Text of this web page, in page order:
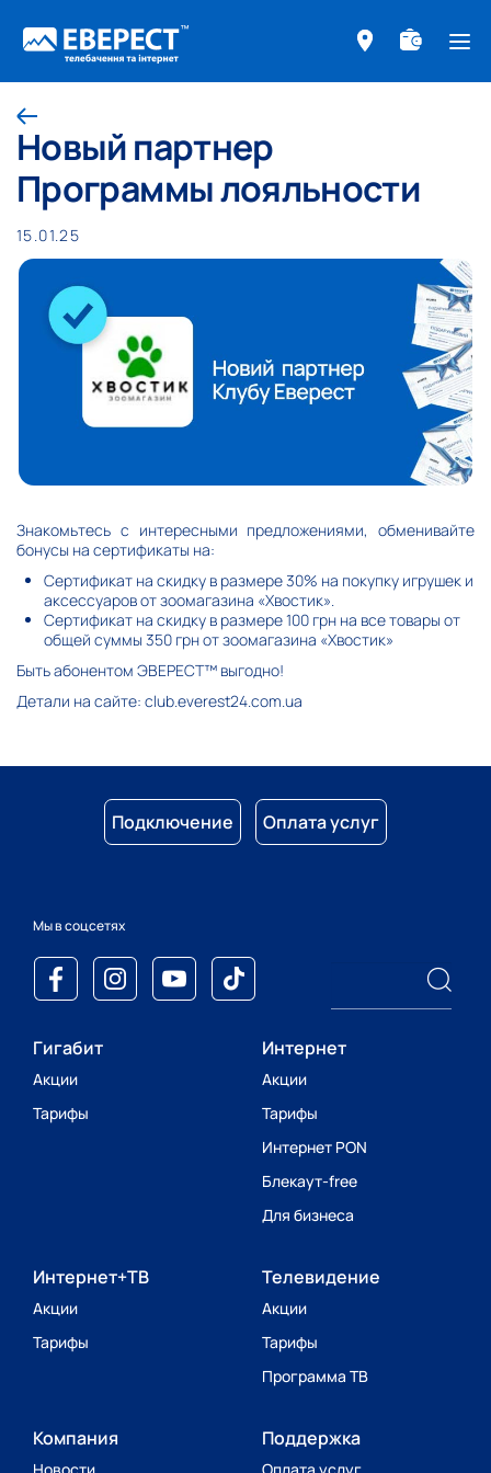
Новый партнер
Программы лояльности
15.01.25
Знакомьтесь с интересными предложениями, обменивайте
бонусы на сертификаты на:
Сертификат на скидку в размере 30% на покупку игрушек и
аксессуаров от зоомагазина «Хвостик».
Сертификат на скидку в размере 100 грн на все товары от
общей суммы 350 грн от зоомагазина «Хвостик»
Быть абонентом ЭВЕРЕСТ™ выгодно!
Детали на сайте: club.everest24.com.ua
Подключение Оплата услуг
Мы в соцсетях
Гигабит
Акции
Тарифы
Интернет
Акции
Тарифы
Интернет PON
Блекаут-free
Для бизнеса
Интернет+ТВ
Акции
Тарифы
Телевидение
Акции
Тарифы
Программа ТВ
Поддержка
Компания